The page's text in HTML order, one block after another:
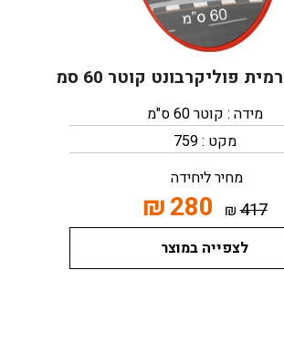
פוליקרבונט קוטר 60 סמ
מידה : קוטר 60 ס"מ
מקט : 759
מחיר ליחידה
417
₪
280
₪
לצפייה במוצר